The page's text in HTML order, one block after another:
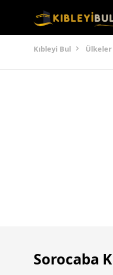
Kıbleyi Bul Ülkeler
Sorocaba